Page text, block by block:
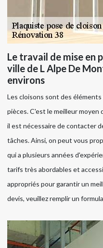
Le travail de mise en
ville de L Alpe De
environs
Les cloisons sont des
pièces. C'est le meilleur moyen
il est nécessaire de contacter
tâches. Ainsi, on peut vous
qui a plusieurs années
tarifs très abordables et
appropriés pour garantir un
devis, veuillez remplir un